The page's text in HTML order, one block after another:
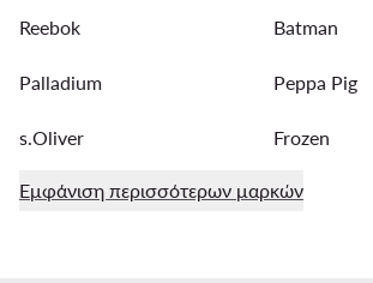
Reebok Batman
Palladium Peppa Pig
s.Oliver Frozen
Εμφάνιση περισσότερων μαρκών